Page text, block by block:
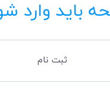
باید وارد
ثبت نام